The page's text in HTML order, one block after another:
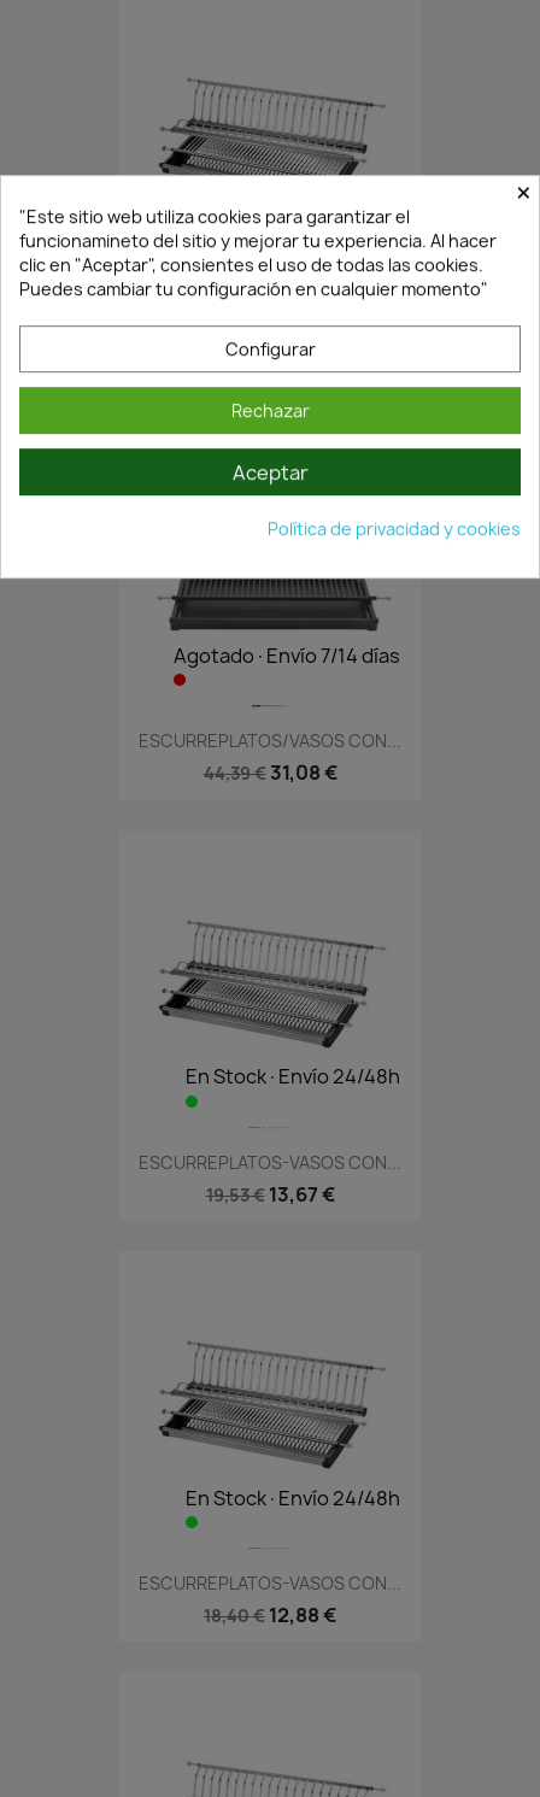
En Stock·Envío 24/48h
ESCURREPLATOS-VASOS CON...
20,96 €14,67 €
Agotado·Envío 7/14 días
ESCURREPLATOS/VASOS CON...
44,39 € 31,08 €
En Stock·Envío 24/48h
ESCURREPLATOS-VASOS CON...
19,53 € 13,67 €
En Stock·Envío 24/48h
ESCURREPLATOS-VASOS CON...
18,40 € 12,88 €
×
"Este sitio web utiliza cookies para garantizar el
funcionamineto del sitio y mejorar tu experiencia. Al hacer
clic en "Aceptar", consientes el uso de todas las cookies.
Puedes cambiar tu configuración en cualquier momento"
Configurar
Rechazar
Aceptar
Política de privacidad y cookies